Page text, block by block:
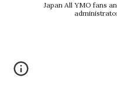
Japan All YMO fans